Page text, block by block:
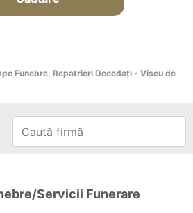
Funebre, Repatrieri Decedați - Vişeu de
Servicii Funerare